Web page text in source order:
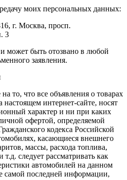
моих персональных данных:
г. Москва, просп.
3
и может быть отозвано в любой
заявления.
то, что все объявления о товарах
интернет-сайте, носят
характер и ни при каких
офертой, определяемой
кодекса Российской
касающиеся внешнего
массы, расхода топлива,
следует рассматривать как
автомобилей на данном
самой последней информации,